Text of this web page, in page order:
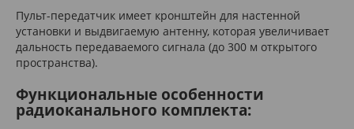
Пульт-передатчик имеет кронштейн для настенной
установки и выдвигаемую антенну, которая увеличивает
дальность передаваемого сигнала (до 300 м открытого
пространства).
Функциональные особенности
радиоканального комплекта: